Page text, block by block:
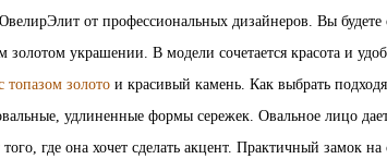
от профессиональных дизайнеров. Вы
золотом украшении. В модели сочетается красота и
топазом золото и красивый камень. Как выбрать
удлиненные формы сережек. Овальное лицо
где она хочет сделать акцент. Практичный замок